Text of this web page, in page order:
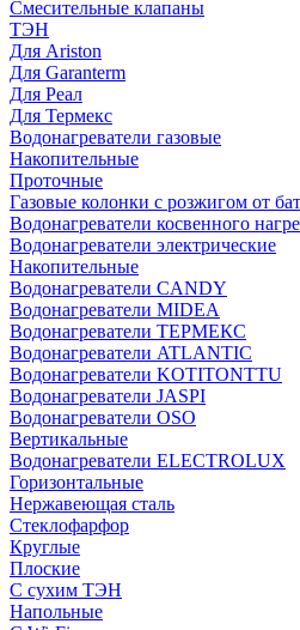
Смесительные клапаны
ТЭН
Для Ariston
Для Garanterm
Для Реал
Для Термекс
Водонагреватели газовые
Накопительные
Проточные
Газовые колонки с розжигом от
Водонагреватели косвенного
Водонагреватели электрические
Накопительные
Водонагреватели CANDY
Водонагреватели MIDEA
Водонагреватели ТЕРМЕКС
Водонагреватели ATLANTIC
Водонагреватели KOTITONTTU
Водонагреватели JASPI
Водонагреватели OSO
Вертикальные
Водонагреватели ELECTROLUX
Горизонтальные
Нержавеющая сталь
Стеклофарфор
Круглые
Плоские
С сухим ТЭН
Напольные